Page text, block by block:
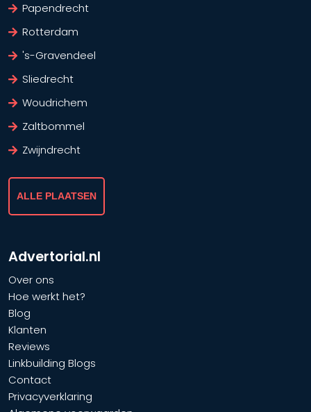
Advertorial.nl
Over ons
Hoe werkt het?
Blog
Klanten
Reviews
Linkbuilding Blogs
Contact
Privacyverklaring
Papendrecht
Rotterdam
's-Gravendeel
Sliedrecht
Woudrichem
Zaltbommel
Zwijndrecht
ALLE PLAATSEN